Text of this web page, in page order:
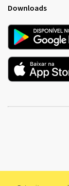
Downloads